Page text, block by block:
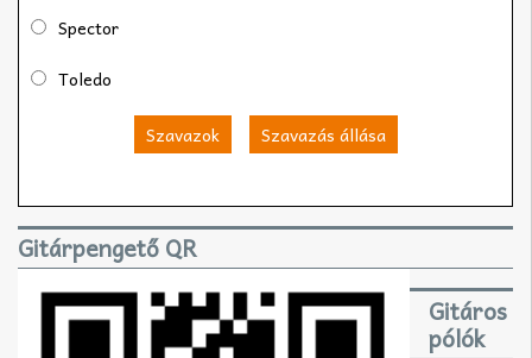
Spector
Toledo
Szavazok Szavazás állása
Gitárpengető QR
Gitáros
pólók